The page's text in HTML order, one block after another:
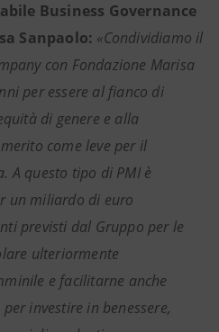
Business Governance
Sanpaolo: «Condividiamo il
con Fondazione Marisa
per essere al fianco di
di genere e alla
come leve per il
A questo tipo di PMI è
un miliardo di euro
previsti dal Gruppo per le
ulteriormente
e facilitarne anche
per investire in benessere,